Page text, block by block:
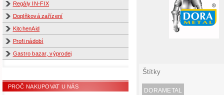
Regály IN-FIX
Doplňková zařízení
KitchenAid
Profi nádobí
Gastro bazar, výprodej
PROČ NAKUPOVAT U NÁS
Štítky
DORAMETAL